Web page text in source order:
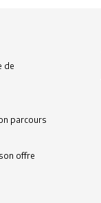
de
parcours
offre